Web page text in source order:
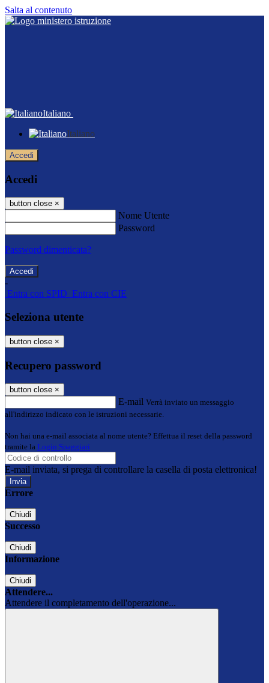
Salta al contenuto
Italiano
Italiano
Accedi
Accedi
button close ×
Nome Utente
Password
Password dimenticata?
-
Entra con SPID Entra con CIE
Seleziona utente
button close ×
Recupero password
button close ×
E-mail Verrà inviato un messaggio
all'indirizzo indicato con le istruzioni necessarie.
Non hai una e-mail associata al nome utente? Effettua il reset della password
tramite la Login Spaggiari
E-mail inviata, si prega di controllare la casella di posta elettronica!
Errore
Chiudi
Successo
Chiudi
Informazione
Chiudi
Attendere...
Attendere il completamento dell'operazione...